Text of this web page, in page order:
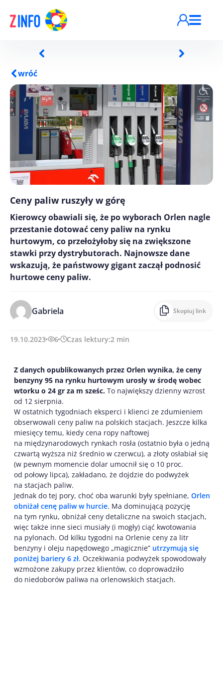
wróć
Ceny paliw ruszyły w górę
Kierowcy obawiali się, że po wyborach Orlen nagle
przestanie dotować ceny paliw na rynku
hurtowym, co przełożyłoby się na zwiększone
stawki przy dystrybutorach. Najnowsze dane
wskazują, że państwowy gigant zaczął podnosić
hurtowe ceny paliw.
Gabriela Skopiuj link
19.10.2023 6 Czas lektury:2 min
Z danych opublikowanych przez Orlen wynika, że ceny
benzyny 95 na rynku hurtowym urosły w środę wobec
wtorku o 24 gr za m sześc. To największy dzienny wzrost
od 12 sierpnia.
W ostatnich tygodniach eksperci i klienci ze zdumieniem
obserwowali ceny paliw na polskich stacjach. Jeszcze kilka
miesięcy temu, kiedy cena ropy naftowej
na międzynarodowych rynkach rosła (ostatnio była o jedną
czwartą wyższa niż średnio w czerwcu), a złoty osłabiał się
(w pewnym momencie dolar umocnił się o 10 proc.
od połowy lipca), zakładano, że dojdzie do podwyżek
na stacjach paliw.
Jednak do tej pory, choć oba warunki były spełniane, Orlen
obniżał cenę paliw w hurcie. Ma dominującą pozycję
na tym rynku, obniżał ceny detaliczne na swoich stacjach,
więc także inne sieci musiały (i mogły) ciąć kwotowania
na pylonach. Od kilku tygodni na Orlenie ceny za litr
benzyny i oleju napędowego „magicznie” utrzymują się
poniżej bariery 6 zł. Oczekiwania podwyżek spowodowały
wzmożone zakupy przez klientów, co doprowadziło
do niedoborów paliwa na orlenowskich stacjach.